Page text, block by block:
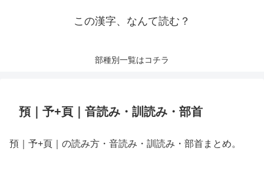
この漢字、なんて読む？
部種別一覧はコチラ
預｜予+頁｜音読み・訓読み・部首
預｜予+頁｜の読み方・音読み・訓読み・部首まとめ。